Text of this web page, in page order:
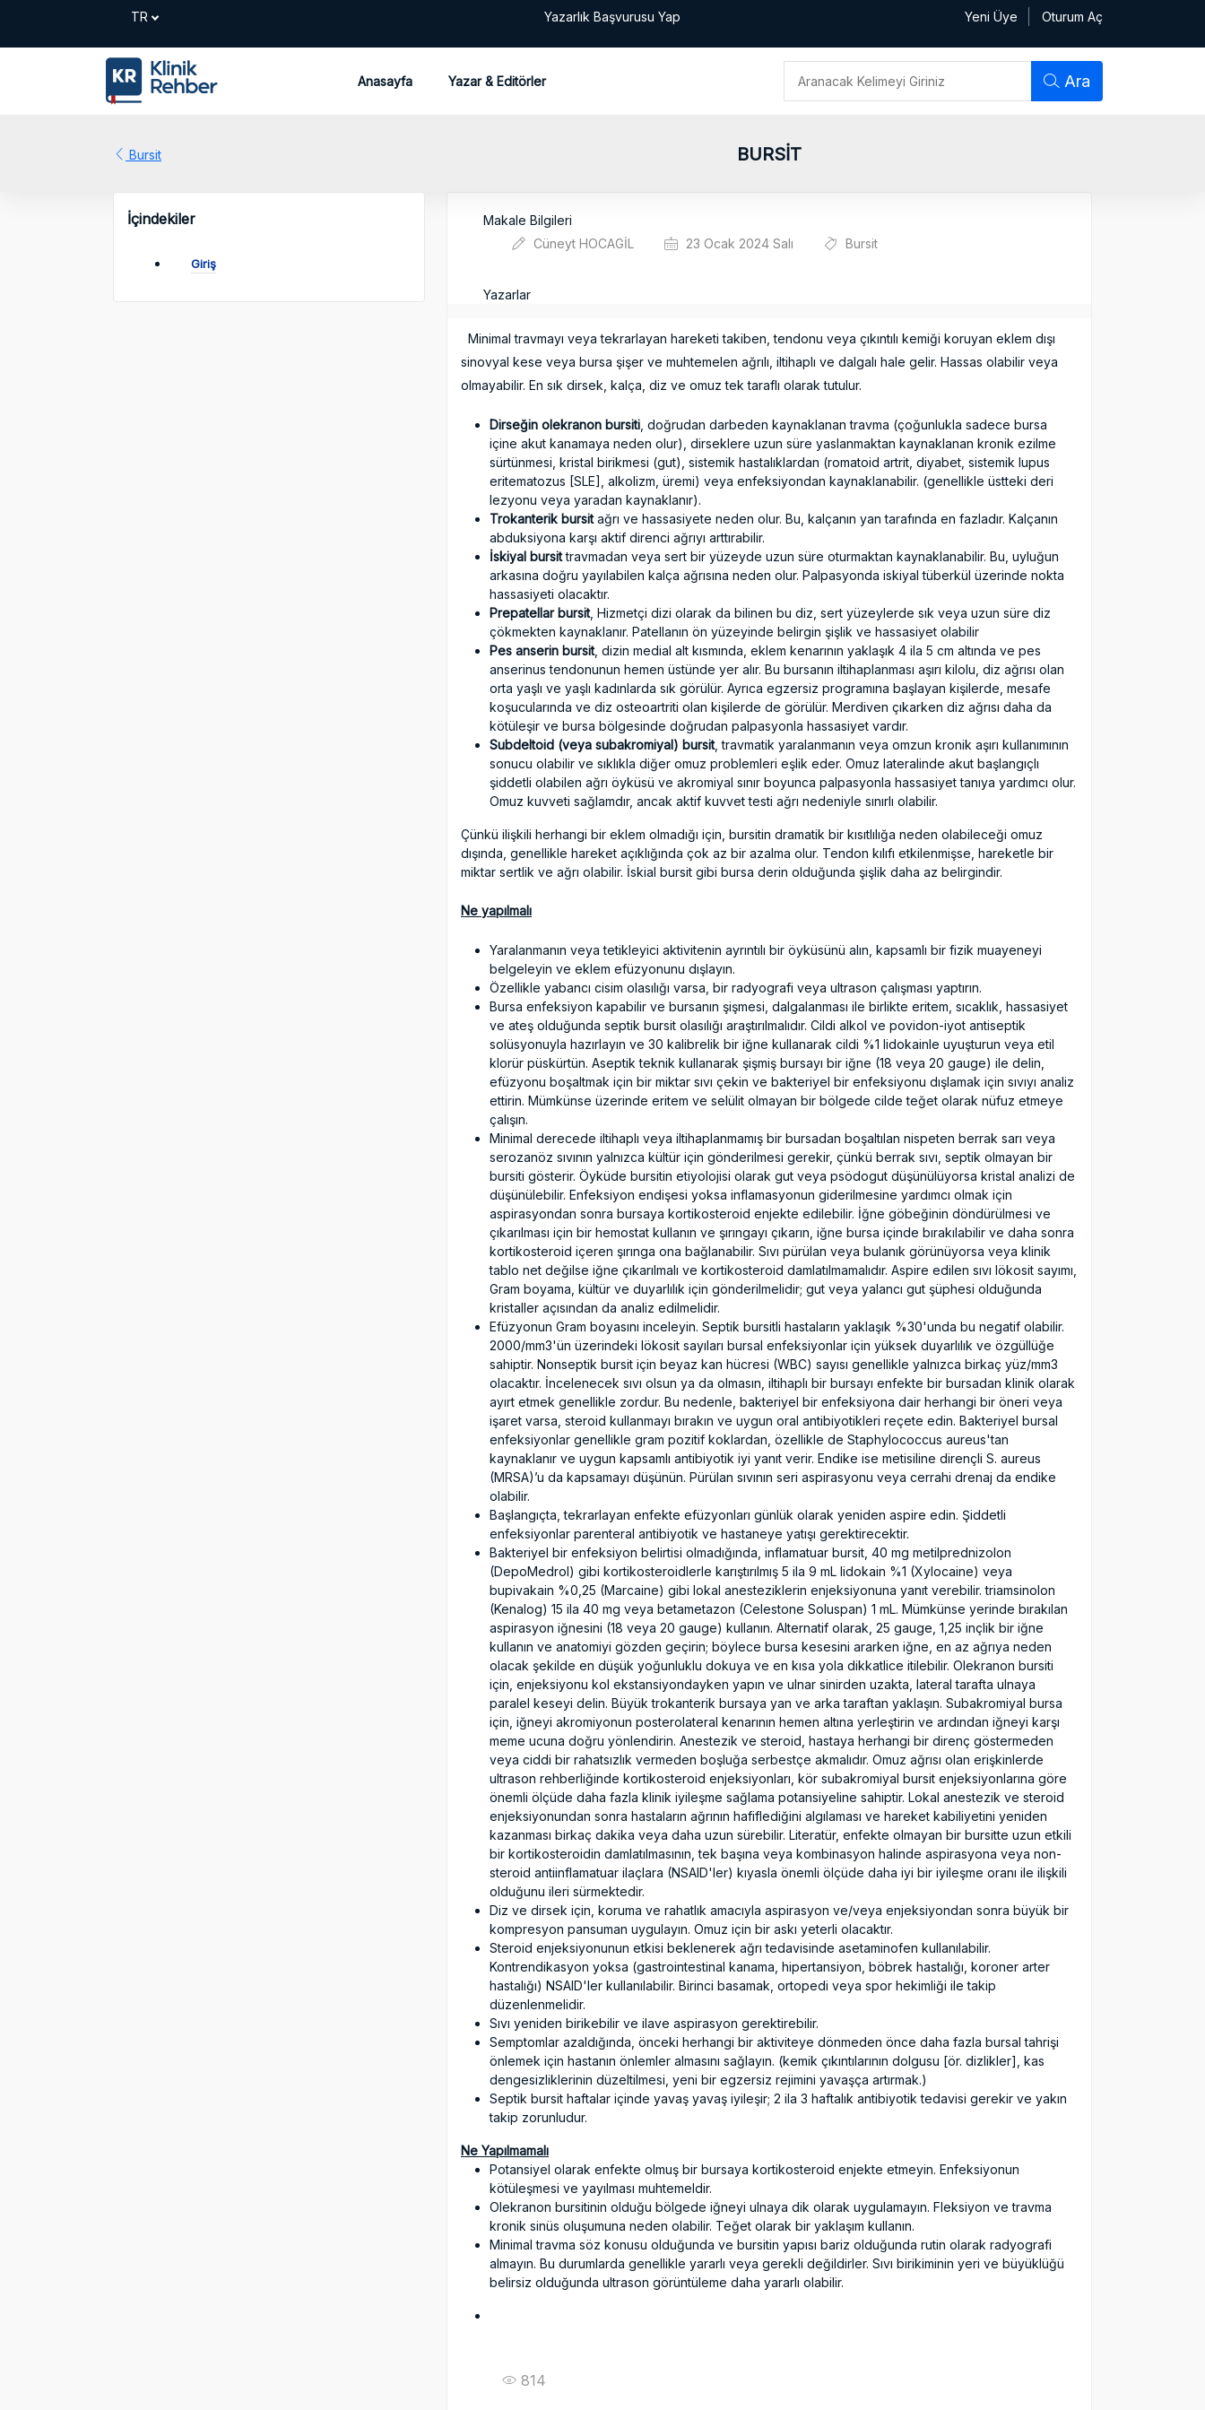
Yazarlık Başvurusu Yap Yeni Üye Oturum Aç
Anasayfa Yazar & Editörler Ara
Bursit BURSİT
İçindekiler
Giriş
Makale Bilgileri
Cüneyt HOCAGİL
23 Ocak 2024 Salı Bursit
Yazarlar
Minimal travmayı veya tekrarlayan hareketi takiben, tendonu veya çıkıntılı kemiği koruyan eklem dışı
sinovyal kese veya bursa şişer ve muhtemelen ağrılı, iltihaplı ve dalgalı hale gelir. Hassas olabilir veya
olmayabilir. En sık dirsek, kalça, diz ve omuz tek taraflı olarak tutulur.
Dirseğin olekranon bursiti , doğrudan darbeden kaynaklanan travma (çoğunlukla sadece bursa
içine akut kanamaya neden olur), dirseklere uzun süre yaslanmaktan kaynaklanan kronik ezilme
sürtünmesi, kristal birikmesi (gut), sistemik hastalıklardan (romatoid artrit, diyabet, sistemik lupus
eritematozus [SLE], alkolizm, üremi) veya enfeksiyondan kaynaklanabilir. (genellikle üstteki deri
lezyonu veya yaradan kaynaklanır).
Trokanterik bursitağrı ve hassasiyete neden olur. Bu, kalçanın yan tarafında en fazladır. Kalçanın
abduksiyona karşı aktif direnci ağrıyı arttırabilir.
İskiyal bursittravmadan veya sert bir yüzeyde uzun süre oturmaktan kaynaklanabilir. Bu, uyluğun
arkasına doğru yayılabilen kalça ağrısına neden olur. Palpasyonda iskiyal tüberkül üzerinde nokta
hassasiyeti olacaktır.
Prepatellar bursit, Hizmetçi dizi olarak da bilinen bu diz, sert yüzeylerde sık veya uzun süre diz
çökmekten kaynaklanır. Patellanın ön yüzeyinde belirgin şişlik ve hassasiyet olabilir
Pes anserin bursit, dizin medial alt kısmında, eklem kenarının yaklaşık 4 ila 5 cm altında ve pes
anserinus tendonunun hemen üstünde yer alır. Bu bursanın iltihaplanması aşırı kilolu, diz ağrısı olan
orta yaşlı ve yaşlı kadınlarda sık görülür. Ayrıca egzersiz programına başlayan kişilerde, mesafe
koşucularında ve diz osteoartriti olan kişilerde de görülür. Merdiven çıkarken diz ağrısı daha da
kötüleşir ve bursa bölgesinde doğrudan palpasyonla hassasiyet vardır.
Subdeltoid (veya subakromiyal) bursit, travmatik yaralanmanın veya omzun kronik aşırı kullanımının
sonucu olabilir ve sıklıkla diğer omuz problemleri eşlik eder. Omuz lateralinde akut başlangıçlı
şiddetli olabilen ağrı öyküsü ve akromiyal sınır boyunca palpasyonla hassasiyet tanıya yardımcı olur.
Omuz kuvveti sağlamdır, ancak aktif kuvvet testi ağrı nedeniyle sınırlı olabilir.
Çünkü ilişkili herhangi bir eklem olmadığı için, bursitin dramatik bir kısıtlılığa neden olabileceği omuz
dışında, genellikle hareket açıklığında çok az bir azalma olur. Tendon kılıfı etkilenmişse, hareketle bir
miktar sertlik ve ağrı olabilir. İskial bursit gibi bursa derin olduğunda şişlik daha az belirgindir.
Ne yapılmalı
Yaralanmanın veya tetikleyici aktivitenin ayrıntılı bir öyküsünü alın, kapsamlı bir fizik muayeneyi
belgeleyin ve eklem efüzyonunu dışlayın.
Özellikle yabancı cisim olasılığı varsa, bir radyografi veya ultrason çalışması yaptırın.
Bursa enfeksiyon kapabilir ve bursanın şişmesi, dalgalanması ile birlikte eritem, sıcaklık, hassasiyet
ve ateş olduğunda septik bursit olasılığı araştırılmalıdır. Cildi alkol ve povidon-iyot antiseptik
solüsyonuyla hazırlayın ve 30 kalibrelik bir iğne kullanarak cildi %1 lidokainle uyuşturun veya etil
klorür püskürtün. Aseptik teknik kullanarak şişmiş bursayı bir iğne (18 veya 20 gauge) ile delin,
efüzyonu boşaltmak için bir miktar sıvı çekin ve bakteriyel bir enfeksiyonu dışlamak için sıvıyı analiz
ettirin. Mümkünse üzerinde eritem ve selülit olmayan bir bölgede cilde teğet olarak nüfuz etmeye
çalışın.
Minimal derecede iltihaplı veya iltihaplanmamış bir bursadan boşaltılan nispeten berrak sarı veya
serozanöz sıvının yalnızca kültür için gönderilmesi gerekir, çünkü berrak sıvı, septik olmayan bir
bursiti gösterir. Öyküde bursitin etiyolojisi olarak gut veya psödogut düşünülüyorsa kristal analizi de
düşünülebilir. Enfeksiyon endişesi yoksa inflamasyonun giderilmesine yardımcı olmak için
aspirasyondan sonra bursaya kortikosteroid enjekte edilebilir. İğne göbeğinin döndürülmesi ve
çıkarılması için bir hemostat kullanın ve şırıngayı çıkarın, iğne bursa içinde bırakılabilir ve daha sonra
kortikosteroid içeren şırınga ona bağlanabilir. Sıvı pürülan veya bulanık görünüyorsa veya klinik
tablo net değilse iğne çıkarılmalı ve kortikosteroid damlatılmamalıdır. Aspire edilen sıvı lökosit sayımı,
Gram boyama, kültür ve duyarlılık için gönderilmelidir; gut veya yalancı gut şüphesi olduğunda
kristaller açısından da analiz edilmelidir.
Efüzyonun Gram boyasını inceleyin. Septik bursitli hastaların yaklaşık %30'unda bu negatif olabilir.
2000/mm3'ün üzerindeki lökosit sayıları bursal enfeksiyonlar için yüksek duyarlılık ve özgüllüğe
sahiptir. Nonseptik bursit için beyaz kan hücresi (WBC) sayısı genellikle yalnızca birkaç yüz/mm3
olacaktır. İncelenecek sıvı olsun ya da olmasın, iltihaplı bir bursayı enfekte bir bursadan klinik olarak
ayırt etmek genellikle zordur. Bu nedenle, bakteriyel bir enfeksiyona dair herhangi bir öneri veya
işaret varsa, steroid kullanmayı bırakın ve uygun oral antibiyotikleri reçete edin. Bakteriyel bursal
enfeksiyonlar genellikle gram pozitif koklardan, özellikle de Staphylococcus aureus'tan
kaynaklanır ve uygun kapsamlı antibiyotik iyi yanıt verir. Endike ise metisiline dirençli S. aureus
(MRSA)’u da kapsamayı düşünün. Pürülan sıvının seri aspirasyonu veya cerrahi drenaj da endike
olabilir.
Başlangıçta, tekrarlayan enfekte efüzyonları günlük olarak yeniden aspire edin. Şiddetli
enfeksiyonlar parenteral antibiyotik ve hastaneye yatışı gerektirecektir.
Bakteriyel bir enfeksiyon belirtisi olmadığında, inflamatuar bursit, 40 mg metilprednizolon
(DepoMedrol) gibi kortikosteroidlerle karıştırılmış 5 ila 9 mL lidokain %1 (Xylocaine) veya
bupivakain %0,25 (Marcaine) gibi lokal anesteziklerin enjeksiyonuna yanıt verebilir. triamsinolon
(Kenalog) 15 ila 40 mg veya betametazon (Celestone Soluspan) 1 mL. Mümkünse yerinde bırakılan
aspirasyon iğnesini (18 veya 20 gauge) kullanın. Alternatif olarak, 25 gauge, 1,25 inçlik bir iğne
kullanın ve anatomiyi gözden geçirin; böylece bursa kesesini ararken iğne, en az ağrıya neden
olacak şekilde en düşük yoğunluklu dokuya ve en kısa yola dikkatlice itilebilir. Olekranon bursiti
için, enjeksiyonu kol ekstansiyondayken yapın ve ulnar sinirden uzakta, lateral tarafta ulnaya
paralel keseyi delin. Büyük trokanterik bursaya yan ve arka taraftan yaklaşın. Subakromiyal bursa
için, iğneyi akromiyonun posterolateral kenarının hemen altına yerleştirin ve ardından iğneyi karşı
meme ucuna doğru yönlendirin. Anestezik ve steroid, hastaya herhangi bir direnç göstermeden
veya ciddi bir rahatsızlık vermeden boşluğa serbestçe akmalıdır. Omuz ağrısı olan erişkinlerde
ultrason rehberliğinde kortikosteroid enjeksiyonları, kör subakromiyal bursit enjeksiyonlarına göre
önemli ölçüde daha fazla klinik iyileşme sağlama potansiyeline sahiptir. Lokal anestezik ve steroid
enjeksiyonundan sonra hastaların ağrının hafiflediğini algılaması ve hareket kabiliyetini yeniden
kazanması birkaç dakika veya daha uzun sürebilir. Literatür, enfekte olmayan bir bursitte uzun etkili
bir kortikosteroidin damlatılmasının, tek başına veya kombinasyon halinde aspirasyona veya non-
steroid antiinflamatuar ilaçlara (NSAID'ler) kıyasla önemli ölçüde daha iyi bir iyileşme oranı ile ilişkili
olduğunu ileri sürmektedir.
Diz ve dirsek için, koruma ve rahatlık amacıyla aspirasyon ve/veya enjeksiyondan sonra büyük bir
kompresyon pansuman uygulayın. Omuz için bir askı yeterli olacaktır.
Steroid enjeksiyonunun etkisi beklenerek ağrı tedavisinde asetaminofen kullanılabilir.
Kontrendikasyon yoksa (gastrointestinal kanama, hipertansiyon, böbrek hastalığı, koroner arter
hastalığı) NSAID'ler kullanılabilir. Birinci basamak, ortopedi veya spor hekimliği ile takip
düzenlenmelidir.
Sıvı yeniden birikebilir ve ilave aspirasyon gerektirebilir.
Semptomlar azaldığında, önceki herhangi bir aktiviteye dönmeden önce daha fazla bursal tahrişi
önlemek için hastanın önlemler almasını sağlayın. (kemik çıkıntılarının dolgusu [ör. dizlikler], kas
dengesizliklerinin düzeltilmesi, yeni bir egzersiz rejimini yavaşça artırmak.)
Septik bursit haftalar içinde yavaş yavaş iyileşir; 2 ila 3 haftalık antibiyotik tedavisi gerekir ve yakın
takip zorunludur.
Ne Yapılmamalı
Potansiyel olarak enfekte olmuş bir bursaya kortikosteroid enjekte etmeyin. Enfeksiyonun
kötüleşmesi ve yayılması muhtemeldir.
Olekranon bursitinin olduğu bölgede iğneyi ulnaya dik olarak uygulamayın. Fleksiyon ve travma
kronik sinüs oluşumuna neden olabilir. Teğet olarak bir yaklaşım kullanın.
Minimal travma söz konusu olduğunda ve bursitin yapısı bariz olduğunda rutin olarak radyografi
almayın. Bu durumlarda genellikle yararlı veya gerekli değildirler. Sıvı birikiminin yeri ve büyüklüğü
belirsiz olduğunda ultrason görüntüleme daha yararlı olabilir.
814